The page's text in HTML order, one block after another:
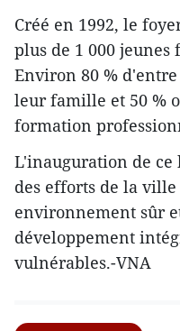
Créé en 1992, le
plus de 1 000 jeunes
Environ 80 %
leur famille et 50 %
formation
L'inauguration de ce
des efforts de la
environnement sûr
développement
vulnérables.-VNA